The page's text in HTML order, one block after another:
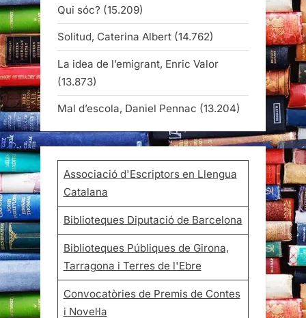
Qui sóc? (15.209)
Solitud, Caterina Albert (14.762)
La idea de l’emigrant, Enric Valor
(13.873)
Mal d’escola, Daniel Pennac (13.204)
Associació d'Escriptors en Llengua
Catalana
Biblioteques Diputació de Barcelona
Biblioteques Públiques de Girona,
Tarragona i Terres de l'Ebre
Convocatòries de Premis de Contes
i Novel·la